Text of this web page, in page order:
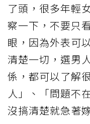
了頭，很多年輕
察一下，不要只
眼，因為外表可
清楚一切，選男
係，都可以了解
人」、「問題不
沒搞清楚就急著嫁